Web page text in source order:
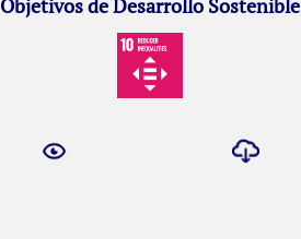
Objetivos de Desarrollo Sostenible